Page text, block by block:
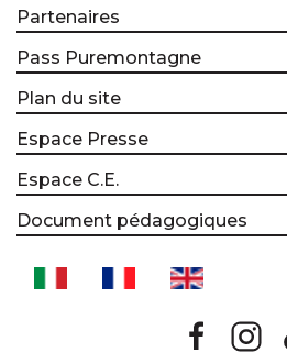
Partenaires
Pass Puremontagne
Plan du site
Espace Presse
Espace C.E.
Document pédagogiques